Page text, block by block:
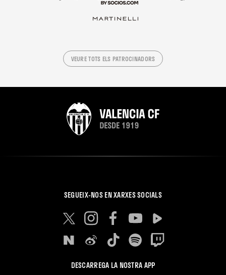
VEURE TOTS ELS PATROCINADORS
SEGUEIX-NOS EN XARXES SOCIALS
DESCARREGA LA NOSTRA APP